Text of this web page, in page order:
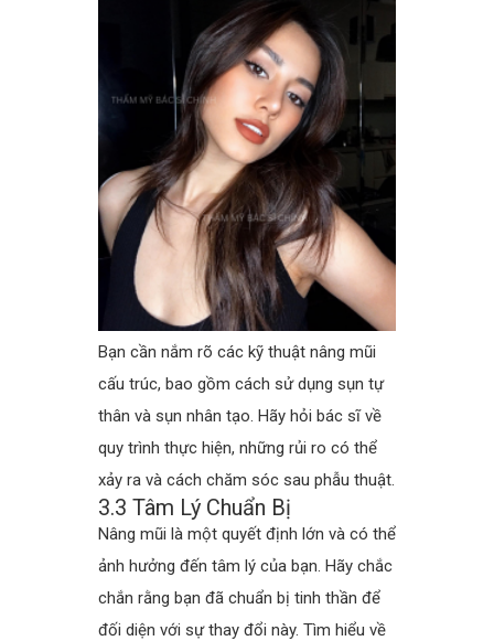
Bạn cần nắm rõ các kỹ thuật nâng mũi
cấu trúc, bao gồm cách sử dụng sụn tự
thân và sụn nhân tạo. Hãy hỏi bác sĩ về
quy trình thực hiện, những rủi ro có thể
xảy ra và cách chăm sóc sau phẫu thuật.
3.3 Tâm Lý Chuẩn Bị
Nâng mũi là một quyết định lớn và có thể
ảnh hưởng đến tâm lý của bạn. Hãy chắc
chắn rằng bạn đã chuẩn bị tinh thần để
đối diện với sự thay đổi này. Tìm hiểu về